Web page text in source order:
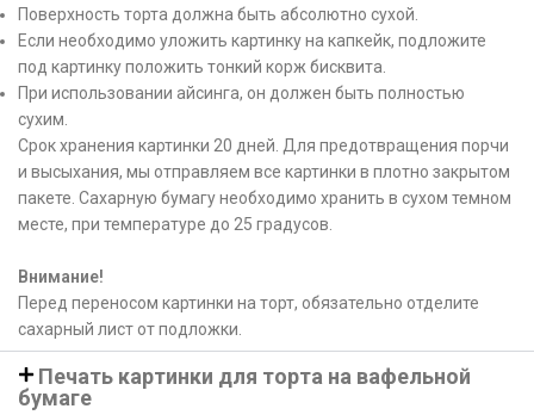
Поверхность торта должна быть абсолютно сухой.
Если необходимо уложить картинку на капкейк, подложите
под картинку положить тонкий корж бисквита.
При использовании айсинга, он должен быть полностью
сухим.
Срок хранения картинки 20 дней. Для предотвращения порчи
и высыхания, мы отправляем все картинки в плотно закрытом
пакете. Сахарную бумагу необходимо хранить в сухом темном
месте, при температуре до 25 градусов.
Внимание!
Перед переносом картинки на торт, обязательно отделите
сахарный лист от подложки.
Печать картинки для торта на вафельной
бумаге